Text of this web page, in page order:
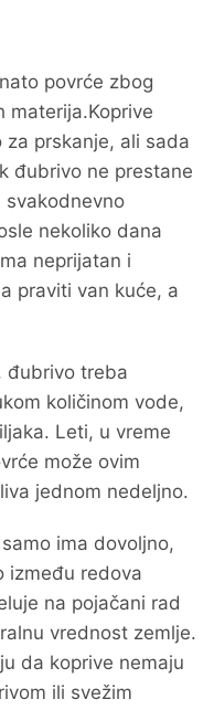
povrće zbog
materija.Koprive
prskanje, ali sada
đubrivo ne prestane
svakodnevno
nekoliko dana
neprijatan i
praviti van kuće, a
đubrivo treba
količinom vode,
Leti, u vreme
može ovim
jednom nedeljno.
ima dovoljno,
između redova
na pojačani rad
vrednost zemlje.
da koprive nemaju
ili svežim